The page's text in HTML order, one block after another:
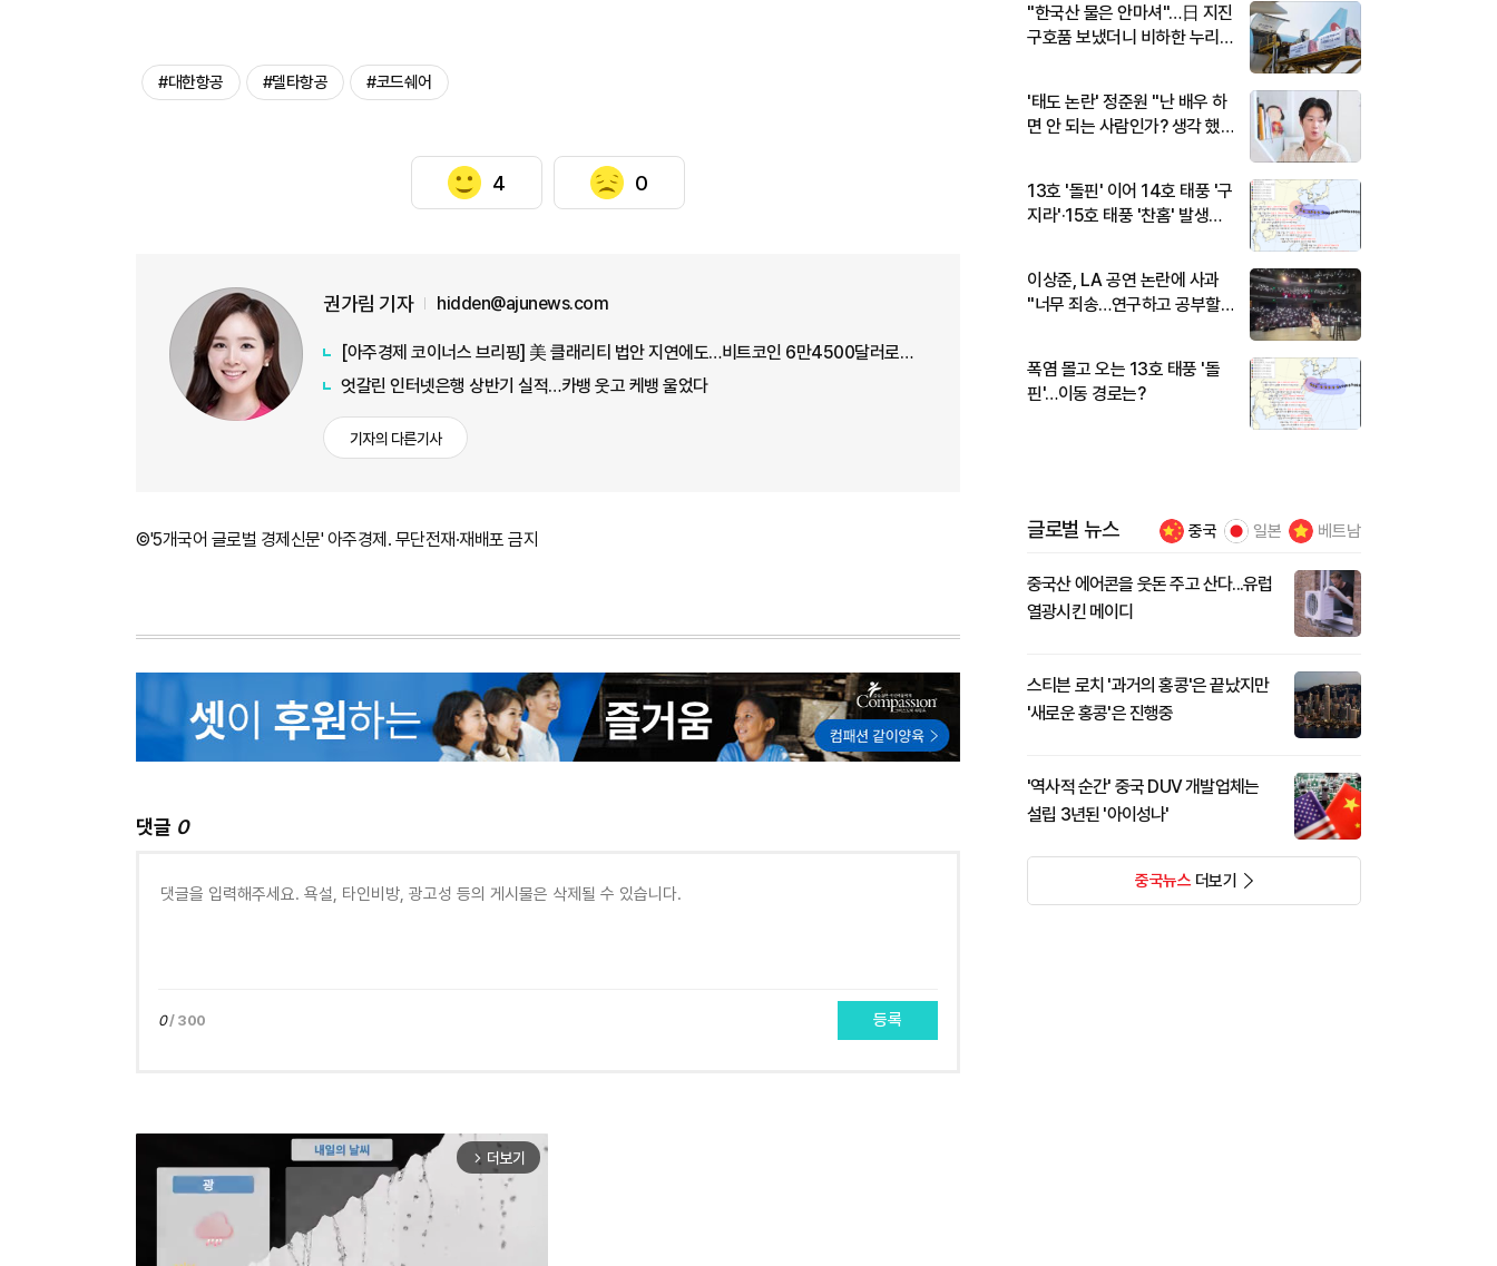
#대한항공 #델타항공 #코드쉐어
4 0
권가림 기자 hidden@ajunews.com
[아주경제 코이너스 브리핑] 美 클래리티 법안 지연에도…비트코인 6만4500달러로 상승
엇갈린 인터넷은행 상반기 실적…카뱅 웃고 케뱅 울었다
기자의 다른기사
©'5개국어 글로벌 경제신문' 아주경제. 무단전재·재배포 금지
댓글 0
0/ 300 등록
arrow_forward_ios 더보기
"한국산 물은 안마셔"…日 지진
구호품 보냈더니 비하한 누리
'태도 논란' 정준원 "난 배우 하
면 안 되는 사람인가? 생각 했
13호 '돌핀' 이어 14호 태풍 '구
지라'·15호 태풍 '찬홈' 발생…
이상준, LA 공연 논란에 사과
"너무 죄송…연구하고 공부할
폭염 몰고 오는 13호 태풍 '돌
핀'…이동 경로는?
글로벌 뉴스 중국 일본 베트남
중국산 에어콘을 웃돈 주고 산다...유럽
열광시킨 메이디
스티븐 로치 '과거의 홍콩'은 끝났지만
'새로운 홍콩'은 진행중
'역사적 순간' 중국 DUV 개발업체는
설립 3년된 '아이성나'
중국뉴스더보기